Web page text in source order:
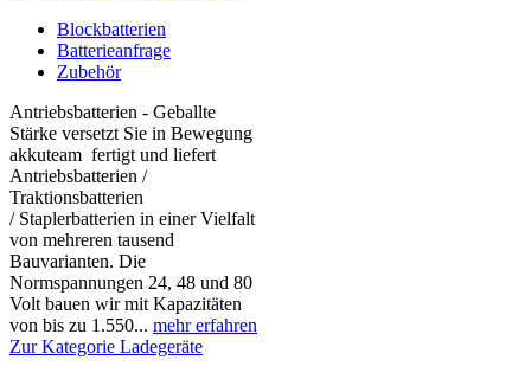
Blockbatterien
Batterieanfrage
Zubehör
Antriebsbatterien - Geballte
Stärke versetzt Sie in Bewegung
akkuteam fertigt und liefert
Antriebsbatterien /
Traktionsbatterien
/ Staplerbatterien in einer Vielfalt
von mehreren tausend
Bauvarianten. Die
Normspannungen 24, 48 und 80
Volt bauen wir mit Kapazitäten
von bis zu 1.550... mehr erfahren
Zur Kategorie Ladegeräte